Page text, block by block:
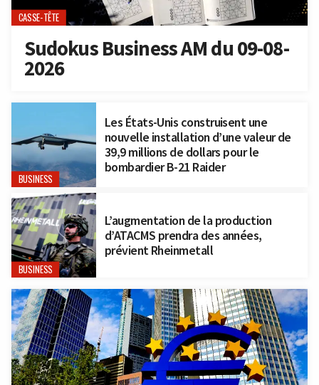
CASSE-TÊTE
Sudokus Business AM du 09-08-
2026
BUSINESS
Les États-Unis construisent une
nouvelle installation d’une valeur de
39,9 millions de dollars pour le
bombardier B-21 Raider
BUSINESS
L’augmentation de la production
d’ATACMS prendra des années,
prévient Rheinmetall